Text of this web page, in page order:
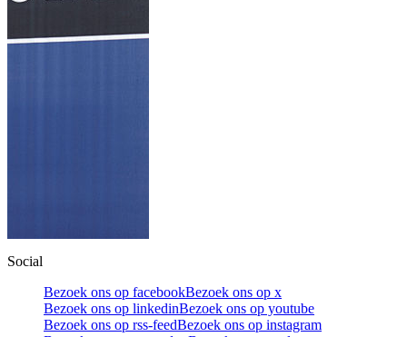
Social
Bezoek ons op facebookBezoek ons op x
Bezoek ons op linkedinBezoek ons op youtube
Bezoek ons op rss-feedBezoek ons op instagram